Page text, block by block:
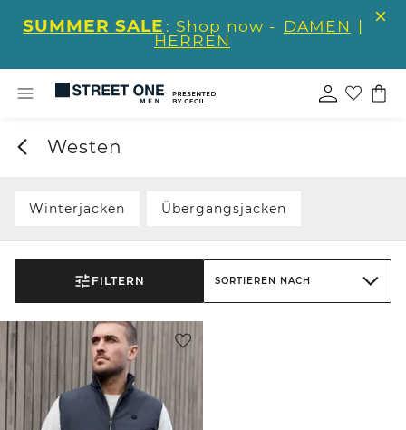
SUMMER SALE : Shop now - DAMEN |
HERREN
Westen
Winterjacken Übergangsjacken
FILTERN SORTIEREN NACH